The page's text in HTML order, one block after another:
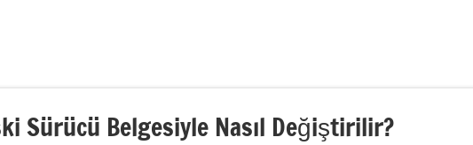
Sürücü Belgesiyle Nasıl Değiştirilir?